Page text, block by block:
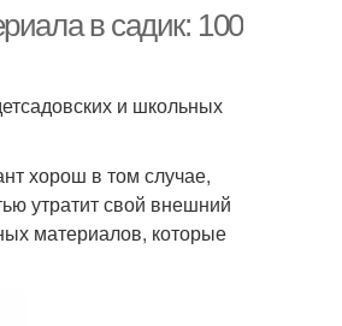
в садик: 100
и школьных
хорош в том случае,
утратит свой внешний
материалов, которые